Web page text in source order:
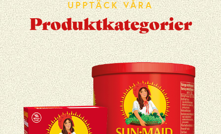
UPPTÄCK VÅRA
Produktkategorier